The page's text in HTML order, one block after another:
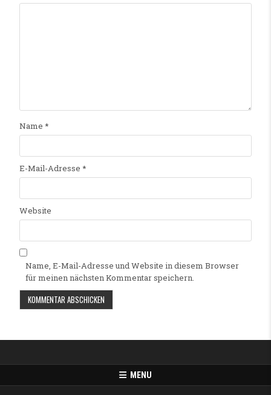
Name *
E-Mail-Adresse *
Website
Name, E-Mail-Adresse und Website in diesem Browser
für meinen nächsten Kommentar speichern.
MENU